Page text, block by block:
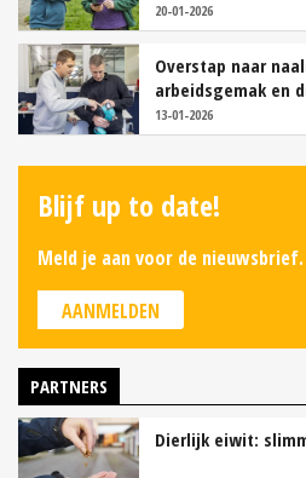
20-01-2026
Overstap naar
arbeidsgemak en
13-01-2026
Blijf up to date!
Meld je aan voor de nieuwsbrief.
AANMELDEN
PARTNERS
Dierlijk eiwit: